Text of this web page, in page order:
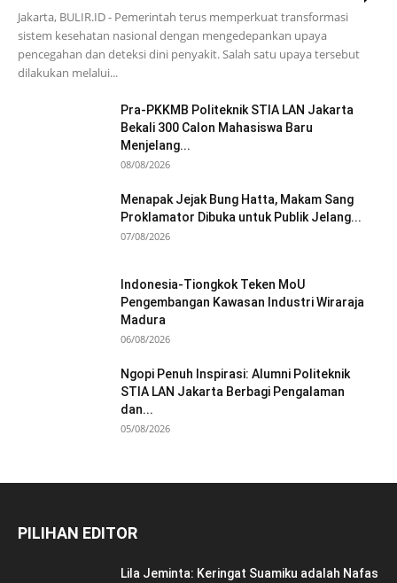
Jakarta, BULIR.ID - Pemerintah terus memperkuat transformasi
sistem kesehatan nasional dengan mengedepankan upaya
pencegahan dan deteksi dini penyakit. Salah satu upaya tersebut
dilakukan melalui...
Pra-PKKMB Politeknik STIA LAN Jakarta
Bekali 300 Calon Mahasiswa Baru
Menjelang...
08/08/2026
Menapak Jejak Bung Hatta, Makam Sang
Proklamator Dibuka untuk Publik Jelang...
07/08/2026
Indonesia-Tiongkok Teken MoU
Pengembangan Kawasan Industri Wiraraja
Madura
06/08/2026
Ngopi Penuh Inspirasi: Alumni Politeknik
STIA LAN Jakarta Berbagi Pengalaman
dan...
05/08/2026
PILIHAN EDITOR
Lila Jeminta: Keringat Suamiku adalah Nafas